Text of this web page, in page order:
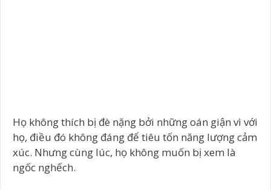
Họ không thích bị đè nặng bởi những oán giận vì với
họ, điều đó không đáng để tiêu tốn năng lượng cảm
xúc. Nhưng cùng lúc, họ không muốn bị xem là
ngốc nghếch.